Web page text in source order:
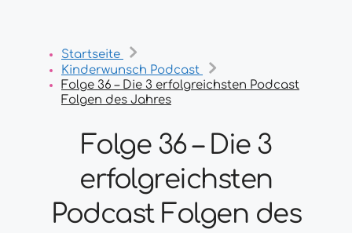
Startseite
Kinderwunsch Podcast
Folge 36 – Die 3 erfolgreichsten Podcast
Folgen des Jahres
Folge 36 – Die 3
erfolgreichsten
Podcast Folgen des